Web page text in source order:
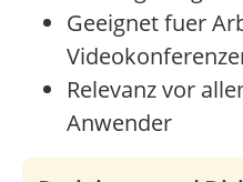
Geeignet fuer
Relevanz vor
Anwender